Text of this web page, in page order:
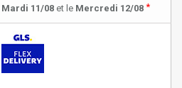
Mardi 11/08 et le Mercredi 12/08 *